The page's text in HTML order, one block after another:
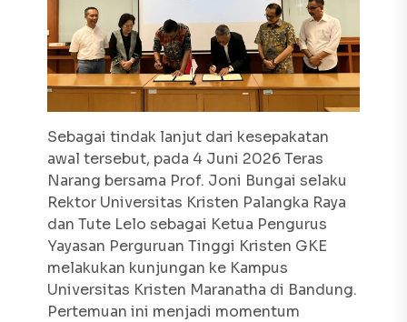
Sebagai tindak lanjut dari kesepakatan
awal tersebut, pada 4 Juni 2026 Teras
Narang bersama Prof. Joni Bungai selaku
Rektor Universitas Kristen Palangka Raya
dan Tute Lelo sebagai Ketua Pengurus
Yayasan Perguruan Tinggi Kristen GKE
melakukan kunjungan ke Kampus
Universitas Kristen Maranatha di Bandung.
Pertemuan ini menjadi momentum